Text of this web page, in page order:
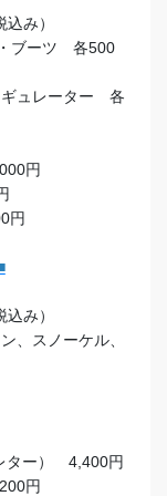
み）
ブーツ 各500
ュレーター 各
円
円
み）
、スノーケル、
ター） 4,400円
円